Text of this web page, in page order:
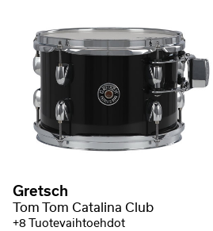
Gretsch
Tom Tom Catalina Club
+8 Tuotevaihtoehdot